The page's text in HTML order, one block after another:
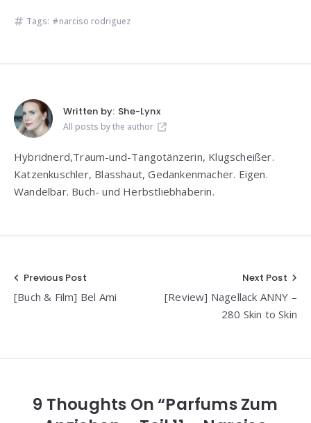
Tags: narciso rodriguez
Written by: She-Lynx
All posts by the author
Hybridnerd,Traum-und-Tangotänzerin, Klugscheißer.
Katzenkuschler, Blasshaut, Gedankenmacher. Eigen.
Wandelbar. Buch- und Herbstliebhaberin.
Beitragsnavigation
Previous Post
[Buch & Film] Bel Ami
Next Post
[Review] Nagellack ANNY –
280 Skin to Skin
9 Thoughts On “Parfums Zum